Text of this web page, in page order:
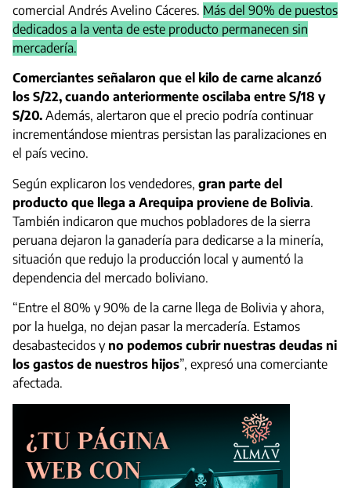
comercial Andrés Avelino Cáceres. Más del 90% de puestos
dedicados a la venta de este producto permanecen sin
mercadería.
Comerciantes señalaron que el kilo de carne alcanzó
los S/22, cuando anteriormente oscilaba entre S/18 y
S/20. Además, alertaron que el precio podría continuar
incrementándose mientras persistan las paralizaciones en
el país vecino.
Según explicaron los vendedores, gran parte del
producto que llega a Arequipa proviene de Bolivia.
También indicaron que muchos pobladores de la sierra
peruana dejaron la ganadería para dedicarse a la minería,
situación que redujo la producción local y aumentó la
dependencia del mercado boliviano.
“Entre el 80% y 90% de la carne llega de Bolivia y ahora,
por la huelga, no dejan pasar la mercadería. Estamos
desabastecidos yno podemos cubrir nuestras deudas ni
los gastos de nuestros hijos”, expresó una comerciante
afectada.